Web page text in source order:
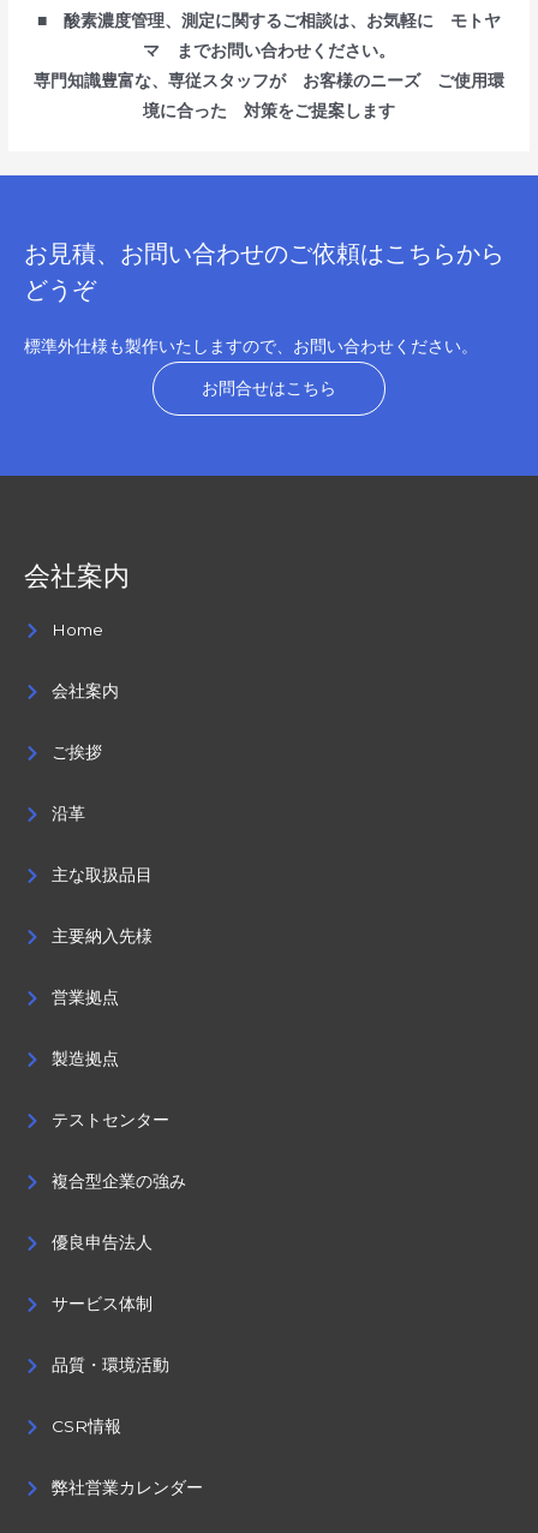
■ 酸素濃度管理、測定に関するご相談は、お気軽に モトヤ
マ までお問い合わせください。
専門知識豊富な、専従スタッフが お客様のニーズ ご使用環
境に合った 対策をご提案します
お見積、お問い合わせのご依頼はこちらから
どうぞ
標準外仕様も製作いたしますので、お問い合わせください。
お問合せはこちら
会社案内
Home
会社案内
ご挨拶
沿革
主な取扱品目
主要納入先様
営業拠点
製造拠点
テストセンター
複合型企業の強み
優良申告法人
サービス体制
品質・環境活動
CSR情報
弊社営業カレンダー